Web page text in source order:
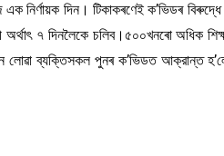
এক নিৰ্ণায়ক দিন। টিকাকৰণেই ক’ভিডৰ
৭ দিনলৈকে চলিব।৫০০খনৰো অধিক
লোৱা ব্যক্তিসকল পুনৰ ক’ভিডত